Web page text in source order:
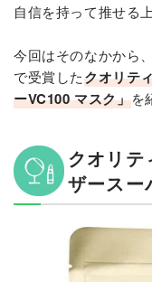
自信を持って推せる
今回はそのなかから
で受賞したクオリテ
ーVC100 マスク」を
クオリテ
ザースー